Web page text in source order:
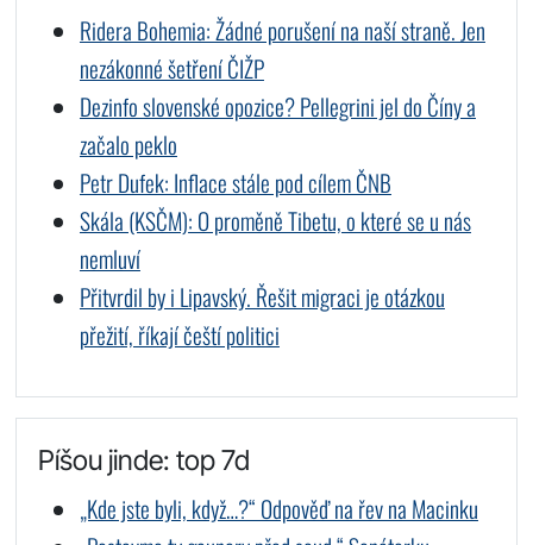
Ridera Bohemia: Žádné porušení na naší straně. Jen
nezákonné šetření ČIŽP
Dezinfo slovenské opozice? Pellegrini jel do Číny a
začalo peklo
Petr Dufek: Inflace stále pod cílem ČNB
Skála (KSČM): O proměně Tibetu, o které se u nás
nemluví
Přitvrdil by i Lipavský. Řešit migraci je otázkou
přežití, říkají čeští politici
Píšou jinde: top 7d
„Kde jste byli, když…?“ Odpověď na řev na Macinku